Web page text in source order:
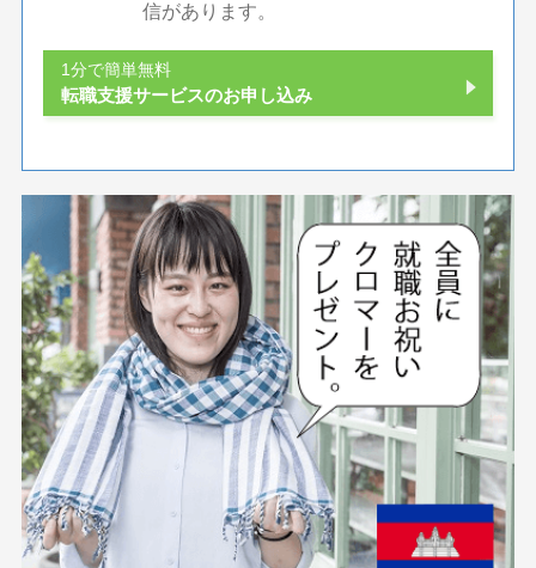
信があります。
1分で簡単無料
転職支援サービスのお申し込み